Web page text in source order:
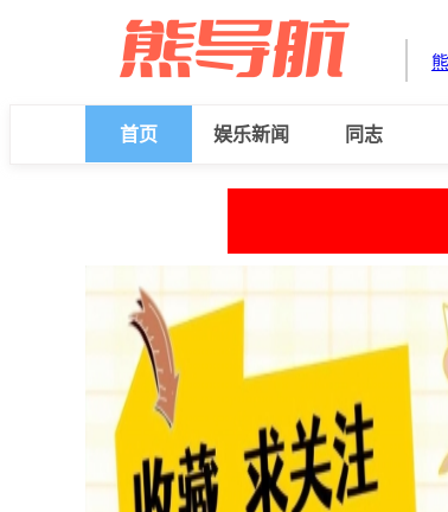
首页 娱乐新闻 同志